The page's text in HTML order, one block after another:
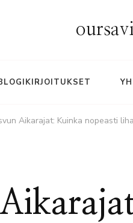
Aikarajat: Kuinka nopeasti